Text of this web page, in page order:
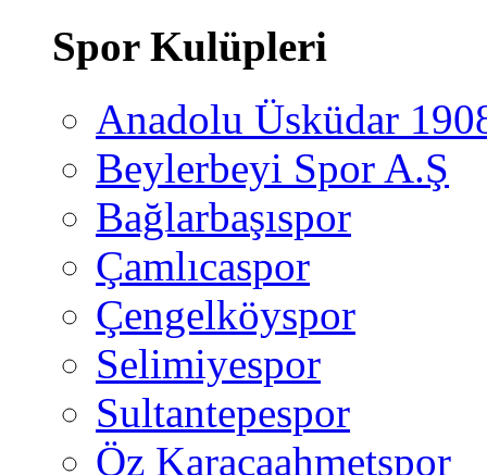
Spor Kulüpleri
Anadolu Üsküdar
Beylerbeyi Spor A.Ş
Bağlarbaşıspor
Çamlıcaspor
Çengelköyspor
Selimiyespor
Sultantepespor
Öz Karacaahmetspor